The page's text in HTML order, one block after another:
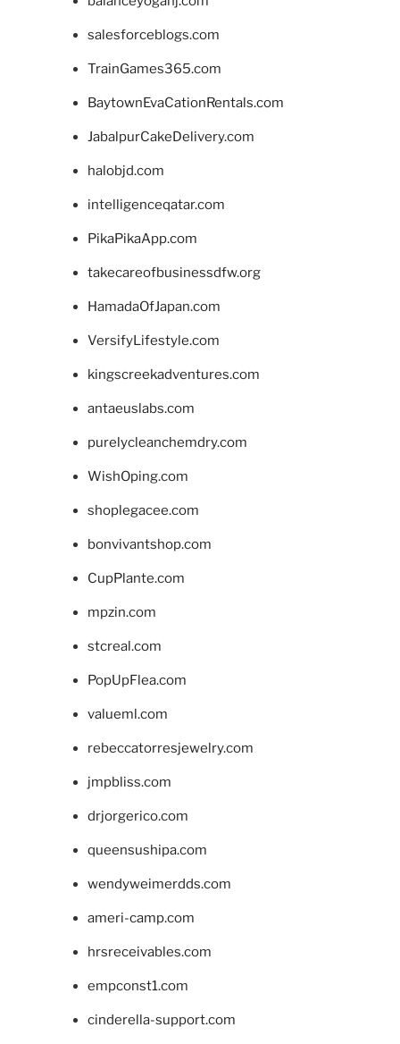
salesforceblogs.com
TrainGames365.com
BaytownEvaCationRentals.com
JabalpurCakeDelivery.com
halobjd.com
intelligenceqatar.com
PikaPikaApp.com
takecareofbusinessdfw.org
HamadaOfJapan.com
VersifyLifestyle.com
kingscreekadventures.com
antaeuslabs.com
purelycleanchemdry.com
WishOping.com
shoplegacee.com
bonvivantshop.com
CupPlante.com
mpzin.com
stcreal.com
PopUpFlea.com
valueml.com
rebeccatorresjewelry.com
jmpbliss.com
drjorgerico.com
queensushipa.com
wendyweimerdds.com
ameri-camp.com
hrsreceivables.com
empconst1.com
cinderella-support.com